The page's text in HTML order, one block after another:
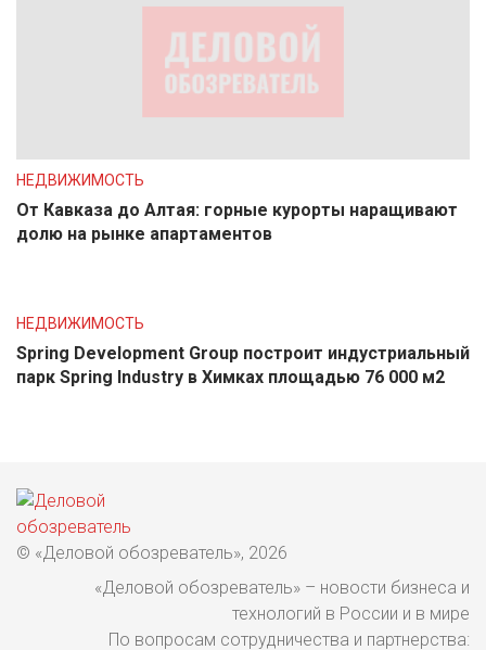
НЕДВИЖИМОСТЬ
От Кавказа до Алтая: горные курорты наращивают
долю на рынке апартаментов
НЕДВИЖИМОСТЬ
Spring Development Group построит индустриальный
парк Spring Industry в Химках площадью 76 000 м2
© «Деловой обозреватель», 2026
«Деловой обозреватель» – новости бизнеса и
технологий в России и в мире
По вопросам сотрудничества и партнерства: